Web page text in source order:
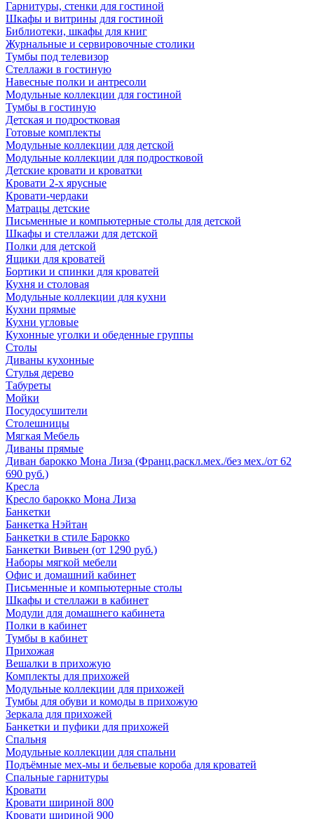
Гарнитуры, стенки для гостиной
Шкафы и витрины для гостиной
Библиотеки, шкафы для книг
Журнальные и сервировочные столики
Тумбы под телевизор
Стеллажи в гостиную
Навесные полки и антресоли
Модульные коллекции для гостиной
Тумбы в гостиную
Детская и подростковая
Готовые комплекты
Модульные коллекции для детской
Модульные коллекции для подростковой
Детские кровати и кроватки
Кровати 2-х ярусные
Кровати-чердаки
Матрацы детские
Письменные и компьютерные столы для детской
Шкафы и стеллажи для детской
Полки для детской
Ящики для кроватей
Бортики и спинки для кроватей
Кухня и столовая
Модульные коллекции для кухни
Кухни прямые
Кухни угловые
Кухонные уголки и обеденные группы
Столы
Диваны кухонные
Стулья дерево
Табуреты
Мойки
Посудосушители
Столешницы
Мягкая Мебель
Диваны прямые
Диван барокко Мона Лиза (Франц.раскл.мех./без мех./от 62
690 руб.)
Кресла
Кресло барокко Мона Лиза
Банкетки
Банкетка Нэйтан
Банкетки в стиле Барокко
Банкетки Вивьен (от 1290 руб.)
Наборы мягкой мебели
Офис и домашний кабинет
Письменные и компьютерные столы
Шкафы и стеллажи в кабинет
Модули для домашнего кабинета
Полки в кабинет
Тумбы в кабинет
Прихожая
Вешалки в прихожую
Комплекты для прихожей
Модульные коллекции для прихожей
Тумбы для обуви и комоды в прихожую
Зеркала для прихожей
Банкетки и пуфики для прихожей
Спальня
Модульные коллекции для спальни
Подъёмные мех-мы и бельевые короба для кроватей
Спальные гарнитуры
Кровати
Кровати шириной 800
Кровати шириной 900